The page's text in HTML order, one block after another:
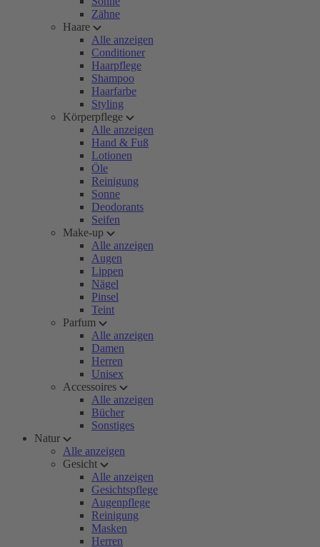
Zähne
Haare
Alle anzeigen
Conditioner
Haarpflege
Shampoo
Haarfarbe
Styling
Körperpflege
Alle anzeigen
Hand & Fuß
Lotionen
Öle
Reinigung
Sonne
Deodorants
Seifen
Make-up
Alle anzeigen
Augen
Lippen
Nägel
Pinsel
Teint
Parfum
Alle anzeigen
Damen
Herren
Unisex
Accessoires
Alle anzeigen
Bücher
Sonstiges
Natur
Alle anzeigen
Gesicht
Alle anzeigen
Gesichtspflege
Augenpflege
Reinigung
Masken
Herren